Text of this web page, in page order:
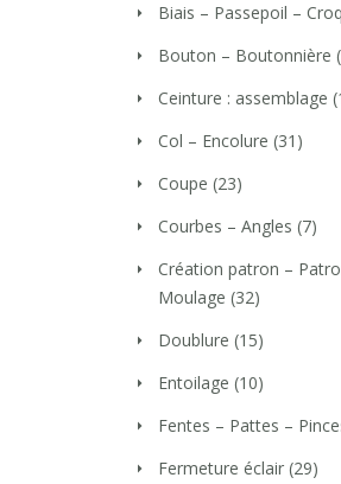
Biais – Passepoil –
Bouton – Boutonnière
Ceinture : assemblage
Col – Encolure (31)
Coupe (23)
Courbes – Angles (7)
Création patron –
Moulage (32)
Doublure (15)
Entoilage (10)
Fentes – Pattes –
Fermeture éclair (29)